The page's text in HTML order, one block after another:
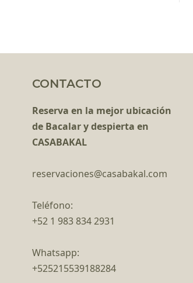
CONTACTO
Reserva en la mejor ubicación
de Bacalar y despierta en
CASABAKAL
reservaciones@casabakal.com
Teléfono:
+52 1 983 834 2931
Whatsapp:
+525215539188284